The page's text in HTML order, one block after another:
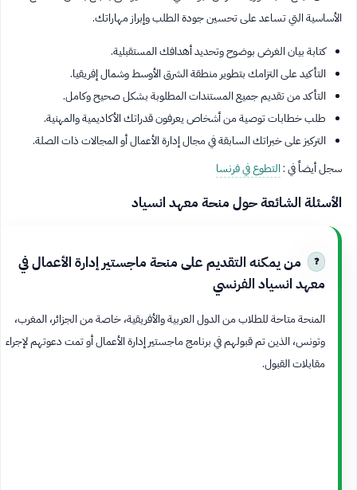
الأساسية التي تساعد على تحسين جودة الطلب وإبراز مهاراتك.
كتابة بيان الغرض بوضوح وتحديد أهدافك المستقبلية.
التأكيد على التزامك بتطوير منطقة الشرق الأوسط وشمال إفريقيا.
التأكد من تقديم جميع المستندات المطلوبة بشكل صحيح وكامل.
طلب خطابات توصية من أشخاص يعرفون قدراتك الأكاديمية والمهنية.
التركيز على خبراتك السابقة في مجال إدارة الأعمال أو المجالات ذات الصلة.
سجل أيضاً في :التطوع في فرنسا
الأسئلة الشائعة حول منحة معهد انسياد
من يمكنه التقديم على منحة ماجستير إدارة الأعمال في
معهد انسياد الفرنسي
المنحة متاحة للطلاب من الدول العربية والأفريقية، خاصة من الجزائر، المغرب،
وتونس، الذين تم قبولهم في برنامج ماجستير إدارة الأعمال أو تمت دعوتهم لإجراء
مقابلات القبول.